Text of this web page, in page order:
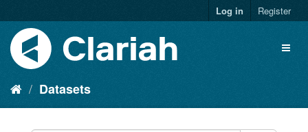
Log in Register
Datasets